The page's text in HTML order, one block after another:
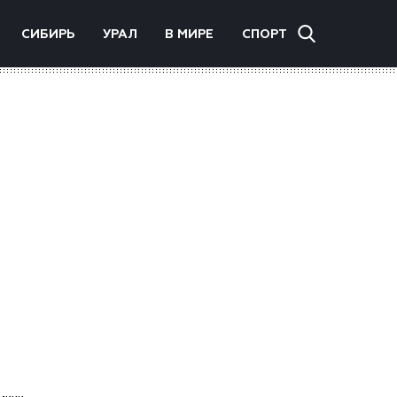
СИБИРЬ УРАЛ В МИРЕ СПОРТ